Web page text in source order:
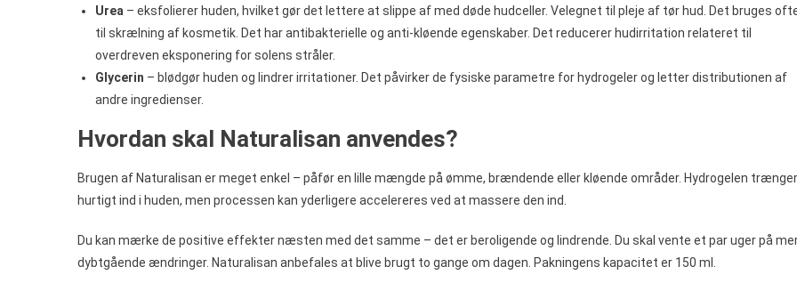
Urea – eksfolierer huden, hvilket gør det lettere at slippe af med døde hudceller. Velegnet til pleje af tør hud. Det bruges
til skrælning af kosmetik. Det har antibakterielle og anti-kløende egenskaber. Det reducerer hudirritation relateret til
overdreven eksponering for solens stråler.
Glycerin – blødgør huden og lindrer irritationer. Det påvirker de fysiske parametre for hydrogeler og letter distributionen af
andre ingredienser.
Hvordan skal Naturalisan anvendes?
Brugen af Naturalisan er meget enkel – påfør en lille mængde på ømme, brændende eller kløende områder. Hydrogelen trænger
hurtigt ind i huden, men processen kan yderligere accelereres ved at massere den ind.
Du kan mærke de positive effekter næsten med det samme – det er beroligende og lindrende. Du skal vente et par uger på
dybtgående ændringer. Naturalisan anbefales at blive brugt to gange om dagen. Pakningens kapacitet er 150 ml.